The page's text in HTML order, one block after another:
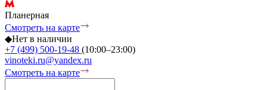
Планерная
Смотреть на карте
◆Нет в наличии
+7 (499) 500-19-48 (10:00–23:00)
vinoteki.ru@yandex.ru
Смотреть на карте